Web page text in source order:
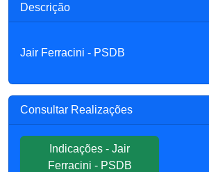
Descrição
Jair Ferracini - PSDB
Consultar Realizações
Indicações - Jair
Ferracini - PSDB